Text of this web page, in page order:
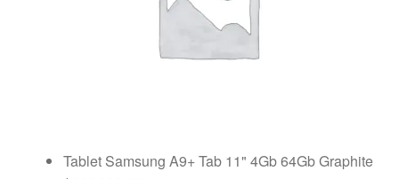
Tablet Samsung A9+ Tab 11" 4Gb 64Gb Graphite